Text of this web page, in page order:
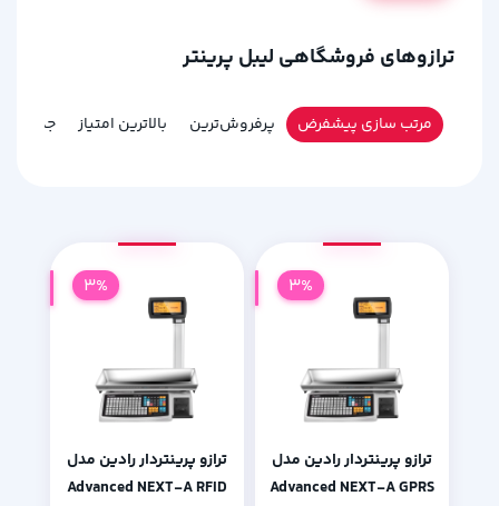
ترازوهای فروشگاهی لیبل پرینتر
مرتب سازی پیشفرض پرفروش‌ترین بالاترین امتیاز
ترازو پرینتردار رادین مدل
Advanced NEXT-A GPRS
3%
ترازو پرینتردار رادین مدل
Advanced NEXT-A RFID
3%